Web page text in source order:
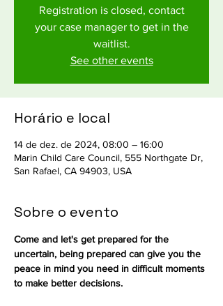
Registration is closed, contact
your case manager to get in the
waitlist.
See other events
Horário e local
14 de dez. de 2024, 08:00 – 16:00
Marin Child Care Council, 555 Northgate Dr,
San Rafael, CA 94903, USA
Sobre o evento
Come and let's get prepared for the
uncertain, being prepared can give you the
peace in mind you need in difficult moments
to make better decisions.